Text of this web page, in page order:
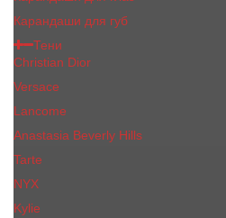
Карандаши для губ
Тени
Christian Dior
Versace
Lancome
Anastasia Beverly Hills
Tarte
NYX
Kylie